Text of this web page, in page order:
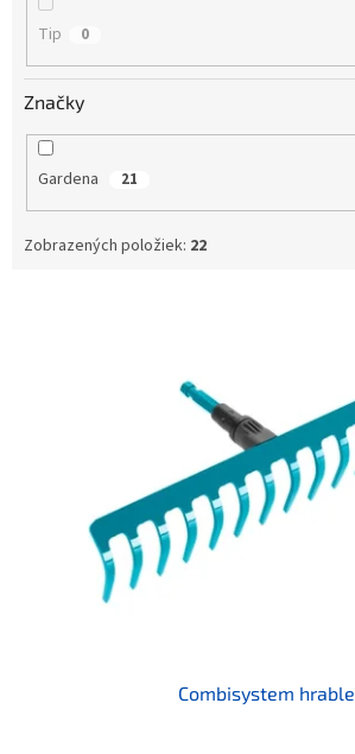
Tip 0
Značky
Gardena 21
Zobrazených položiek: 22
Combisystem hrable